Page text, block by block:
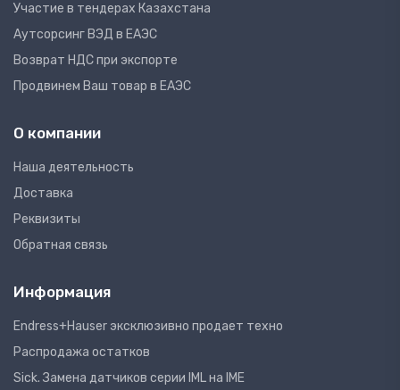
Участие в тендерах Казахстана
Аутсорсинг ВЭД в ЕАЭС
Возврат НДС при экспорте
Продвинем Ваш товар в ЕАЭС
О компании
Наша деятельность
Доставка
Реквизиты
Обратная связь
Информация
Endress+Hauser эксклюзивно продает техно
Распродажа остатков
Sick. Замена датчиков серии IML на IME